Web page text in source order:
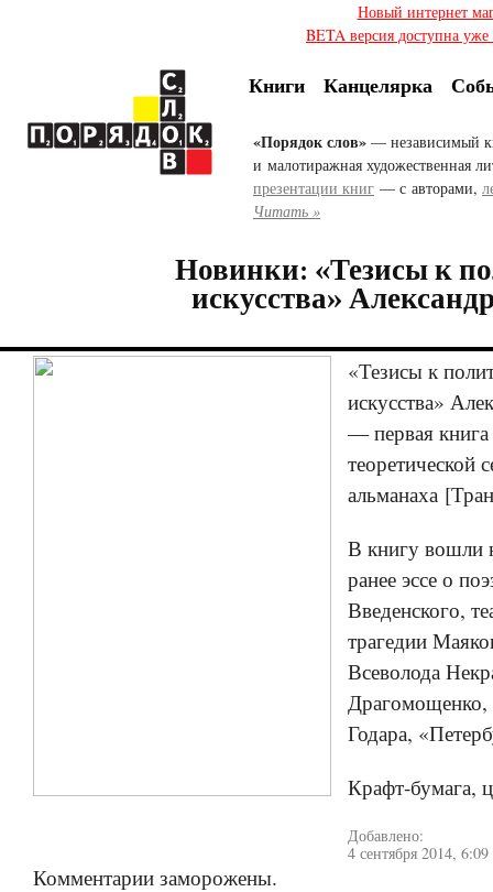
Новый интернет
BETA версия доступна
Книги Канцелярка
«Порядок слов» — независимый
и малотиражная художественная
презентации книг — с авторами,
Читать »
Новинки: «Тезисы к
искусства»
«Тезисы к
искусства»
— первая
теоретической
альманаха
В книгу вошли
ранее эссе о
Введенского,
трагедии
Всеволода
Годара,
Крафт-бумага,
Добавлено:
4 сентября 2014, 6:09
Комментарии заморожены.